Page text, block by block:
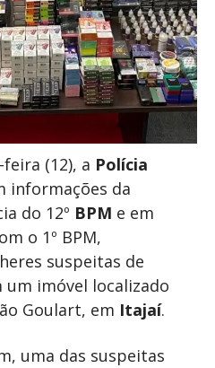
(12), a Polícia
informações da
do 12º BPM e em
o 1º BPM,
suspeitas de
imóvel localizado
Goulart, em Itajaí.
uma das suspeitas